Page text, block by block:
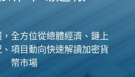
全方位從總體經濟、鏈上
項目動向快速解讀加密貨
幣市場